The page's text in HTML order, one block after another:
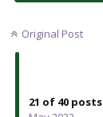
Original Post
21 of 40 posts